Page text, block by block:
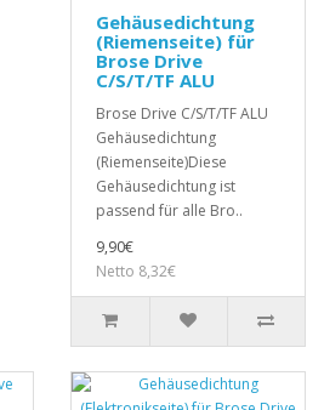
Gehäusedichtung
(Riemenseite) für
Brose Drive
C/S/T/TF ALU
Brose Drive C/S/T/TF ALU
Gehäusedichtung
(Riemenseite)Diese
Gehäusedichtung ist
passend für alle Bro..
9,90€
Netto 8,32€